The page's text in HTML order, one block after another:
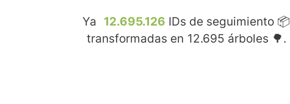
Ya 12.695.126 IDs de seguimiento 📦
transformadas en 12.695 árboles 🌳.